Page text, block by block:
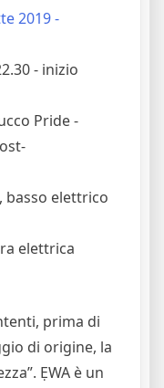
2019 -
- inizio
Pride -
basso elettrico
elettrica
prima di
di origine, la
ẸWA è un